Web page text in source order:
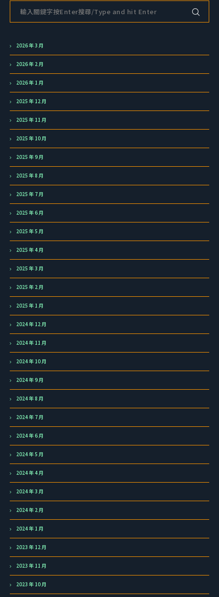
2026 年 3 月
2026 年 2 月
2026 年 1 月
2025 年 12 月
2025 年 11 月
2025 年 10 月
2025 年 9 月
2025 年 8 月
2025 年 7 月
2025 年 6 月
2025 年 5 月
2025 年 4 月
2025 年 3 月
2025 年 2 月
2025 年 1 月
2024 年 12 月
2024 年 11 月
2024 年 10 月
2024 年 9 月
2024 年 8 月
2024 年 7 月
2024 年 6 月
2024 年 5 月
2024 年 4 月
2024 年 3 月
2024 年 2 月
2024 年 1 月
2023 年 12 月
2023 年 11 月
2023 年 10 月